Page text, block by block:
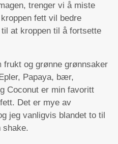
trenger vi å miste
fett vil bedre
at kroppen til å fortsette
frukt og grønne grønnsaker
Papaya, bær,
Coconut er min favoritt
Det er mye av
jeg vanligvis blandet to til
shake.